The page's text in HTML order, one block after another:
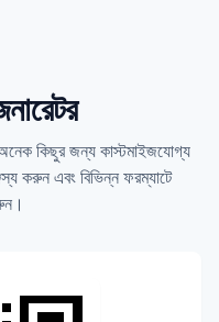
কিছুর জন্য কাস্টমাইজযোগ্য
করুন এবং বিভিন্ন ফরম্যাটে